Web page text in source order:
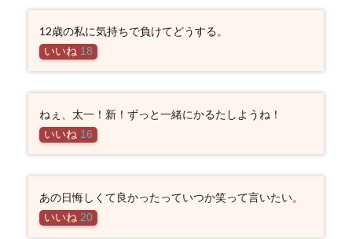
12歳の私に気持ちで負けてどうする。
いいね 18
ねぇ、太一！新！ずっと一緒にかるたしようね！
いいね 16
あの日悔しくて良かったっていつか笑って言いたい。
いいね 20